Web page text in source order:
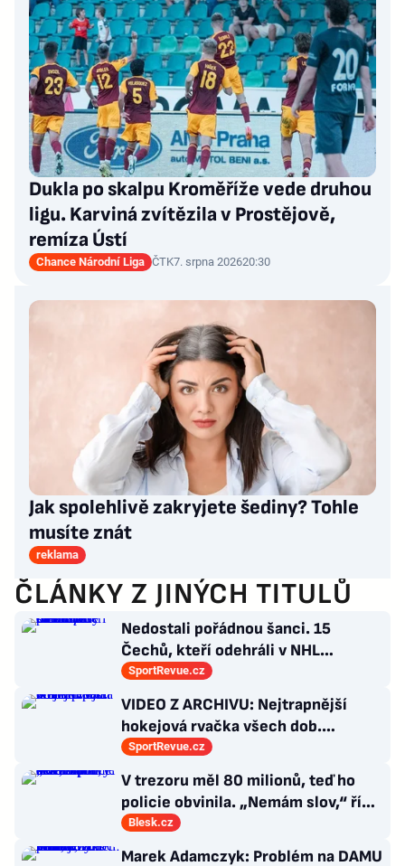
Dukla po skalpu Kroměříže vede druhou
ligu. Karviná zvítězila v Prostějově,
remíza Ústí
Chance Národní Liga ČTK7. srpna 202620:30
Jak spolehlivě zakryjete šediny? Tohle
musíte znát
reklama
ČLÁNKY Z JINÝCH TITULŮ
Nedostali pořádnou šanci. 15
Čechů, kteří odehráli v NHL
maximálně dva zápasy
SportRevue.cz
VIDEO Z ARCHIVU: Nejtrapnější
hokejová rvačka všech dob.
Nepadla v ní ani rána
SportRevue.cz
V trezoru měl 80 milionů, teď ho
policie obvinila. „Nemám slov,“ říká
exšéf Správy železnic
Blesk.cz
Marek Adamczyk: Problém na DAMU